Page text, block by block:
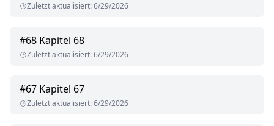
Zuletzt aktualisiert:6/29/2026
#68 Kapitel 68
Zuletzt aktualisiert:6/29/2026
#67 Kapitel 67
Zuletzt aktualisiert:6/29/2026